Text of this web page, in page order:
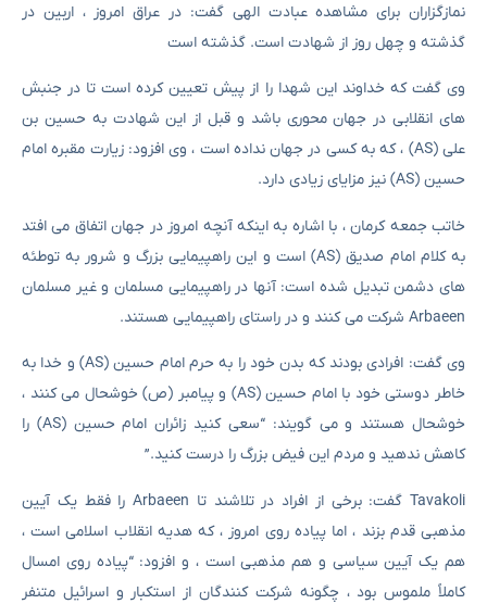
نمازگزاران برای مشاهده عبادت الهی گفت: در عراق امروز ، اربین در
گذشته و چهل روز از شهادت است. گذشته است
وی گفت که خداوند این شهدا را از پیش تعیین کرده است تا در جنبش
های انقلابی در جهان محوری باشد و قبل از این شهادت به حسین بن
علی (AS) ، که به کسی در جهان نداده است ، وی افزود: زیارت مقبره امام
حسین (AS) نیز مزایای زیادی دارد.
خاتب جمعه کرمان ، با اشاره به اینکه آنچه امروز در جهان اتفاق می افتد
به کلام امام صدیق (AS) است و این راهپیمایی بزرگ و شرور به توطئه
های دشمن تبدیل شده است: آنها در راهپیمایی مسلمان و غیر مسلمان
Arbaeen شرکت می کنند و در راستای راهپیمایی هستند.
وی گفت: افرادی بودند که بدن خود را به حرم امام حسین (AS) و خدا به
خاطر دوستی خود با امام حسین (AS) و پیامبر (ص) خوشحال می کنند ،
خوشحال هستند و می گویند: “سعی کنید زائران امام حسین (AS) را
کاهش ندهید و مردم این فیض بزرگ را درست کنید.”
Tavakoli گفت: برخی از افراد در تلاشند تا Arbaeen را فقط یک آیین
مذهبی قدم بزند ، اما پیاده روی امروز ، که هدیه انقلاب اسلامی است ،
هم یک آیین سیاسی و هم مذهبی است ، و افزود: “پیاده روی امسال
کاملاً ملموس بود ، چگونه شرکت کنندگان از استکبار و اسرائیل متنفر